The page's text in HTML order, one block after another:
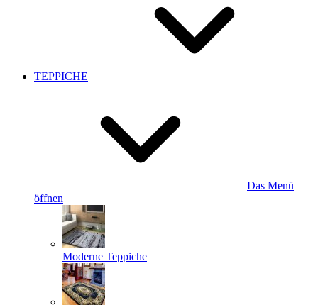
TEPPICHE
Das Menü
öffnen
Moderne Teppiche